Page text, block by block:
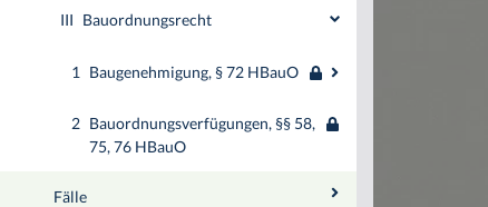
III Bauordnungsrecht
1 Baugenehmigung, § 72 HBauO
2 Bauordnungsverfügungen, §§ 58,
75, 76 HBauO
Fälle